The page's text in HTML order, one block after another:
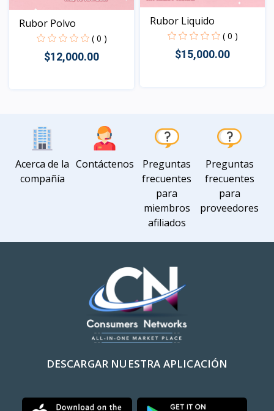
Rubor Polvo
( 0 )
$12,000.00
Rubor Liquido
( 0 )
$15,000.00
Acerca de la
compañía
Contáctenos
Preguntas
frecuentes
para
miembros
afiliados
Preguntas
frecuentes
para
proveedores
DESCARGAR NUESTRA APLICACIÓN